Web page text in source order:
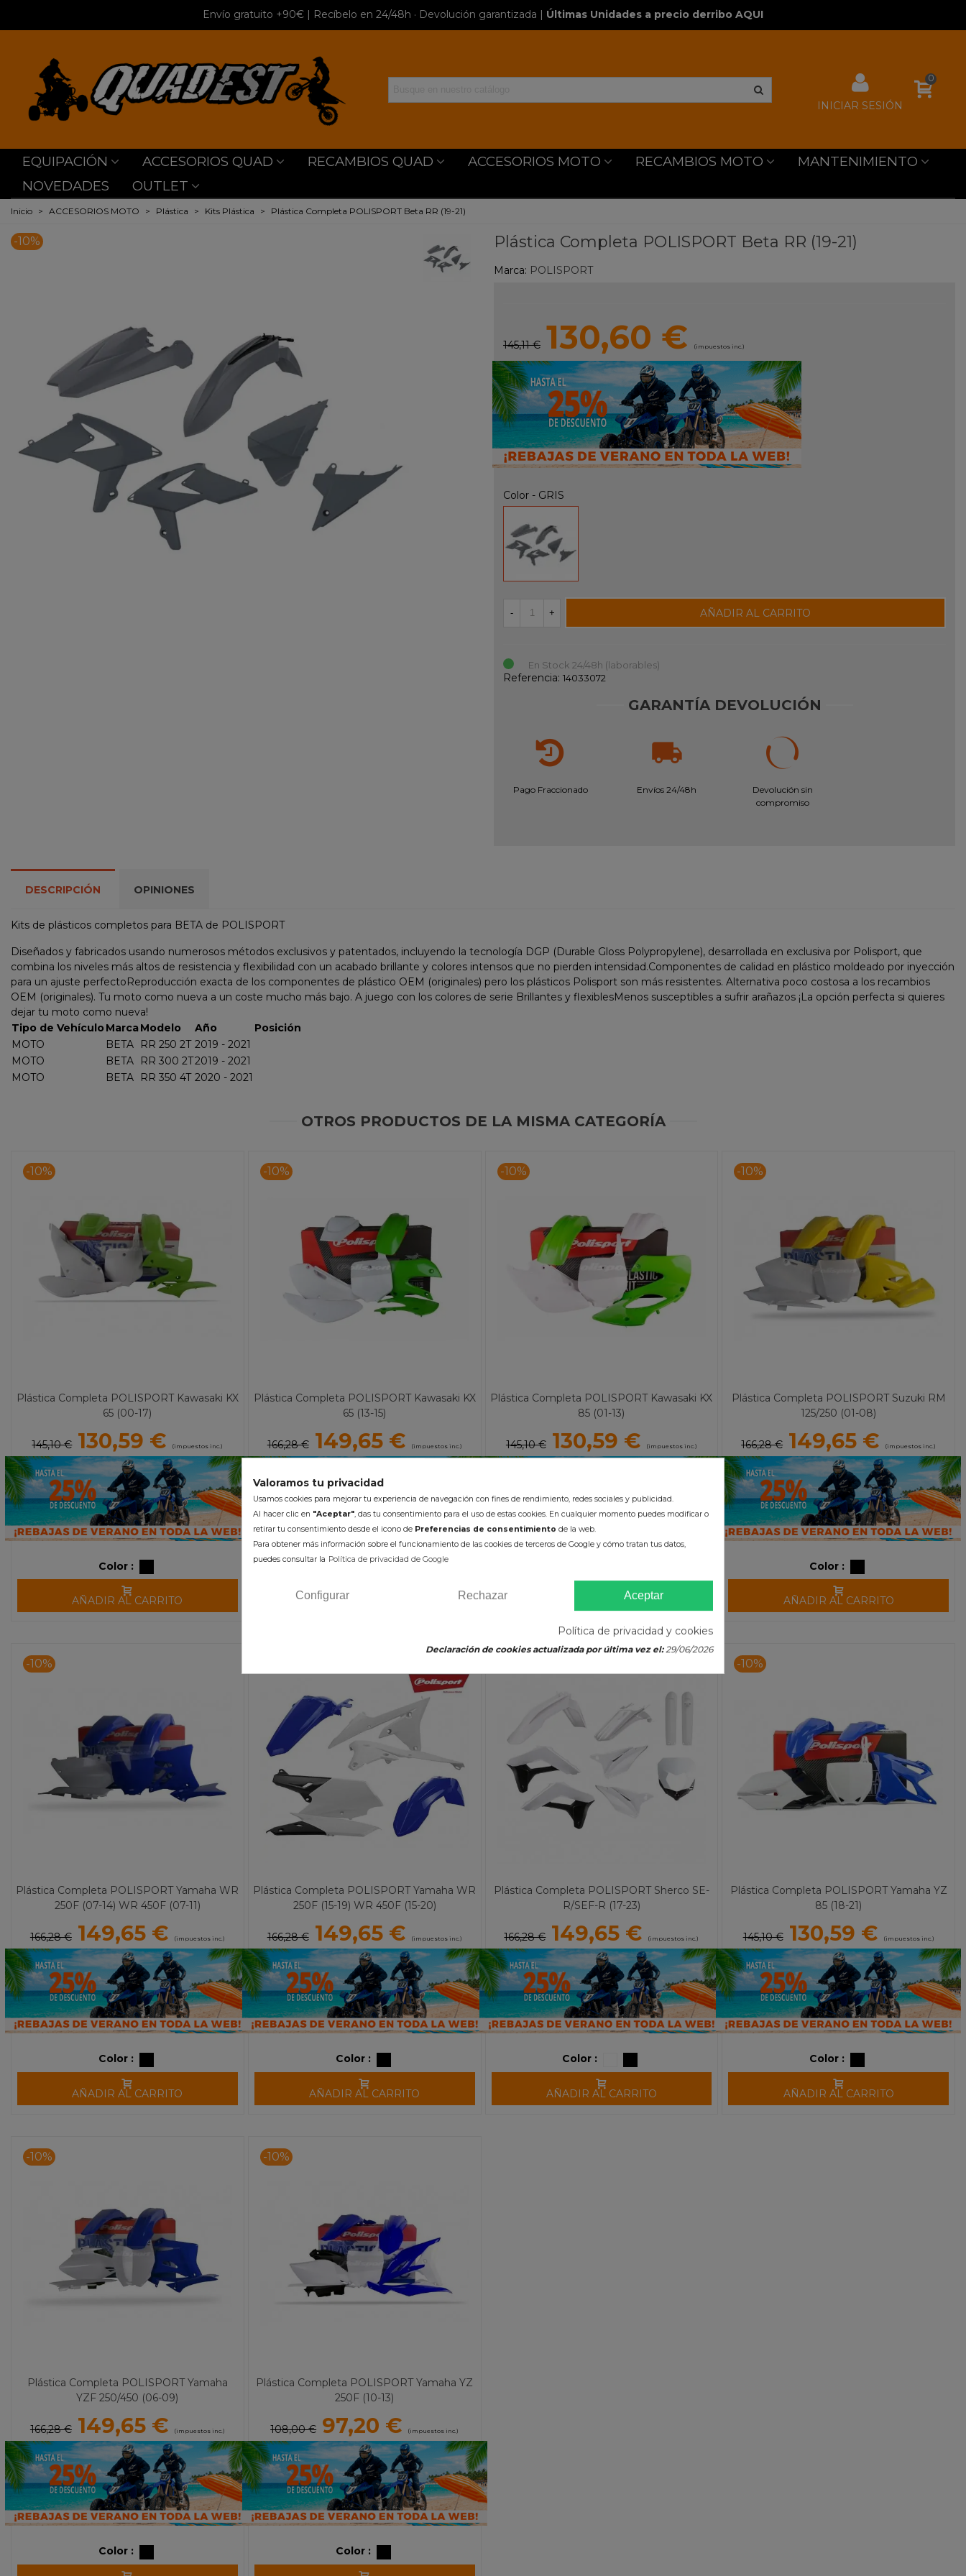
Envío gratuito +90€ | Recíbelo en 24/48h · Devolución garantizada | Últimas Unidades a precio derribo AQUI
INICIAR SESIÓN
0
EQUIPACIÓN ACCESORIOS QUAD RECAMBIOS QUAD ACCESORIOS MOTO RECAMBIOS MOTO
MANTENIMIENTO
NOVEDADES
OUTLET
Inicio > ACCESORIOS MOTO > Plástica > Kits Plástica > Plástica Completa POLISPORT Beta RR (19-21)
-10% Plástica Completa POLISPORT Beta RR (19-21)
Marca: POLISPORT
145,11 € 130,60 € (impuestos inc.)
Color - GRIS
- + AÑADIR AL CARRITO
En Stock 24/48h (laborables)
Referencia: 14033072
GARANTÍA DEVOLUCIÓN
Pago Fraccionado Envíos 24/48h
Devolución sin
compromiso
DESCRIPCIÓN OPINIONES
Kits de plásticos completos para BETA de POLISPORT
Diseñados y fabricados usando numerosos métodos exclusivos y patentados, incluyendo la tecnología DGP (Durable Gloss Polypropylene), desarrollada en exclusiva por Polisport, que
combina los niveles más altos de resistencia y flexibilidad con un acabado brillante y colores intensos que no pierden intensidad.Componentes de calidad en plástico moldeado por inyección
para un ajuste perfectoReproducción exacta de los componentes de plástico OEM (originales) pero los plásticos Polisport son más resistentes. Alternativa poco costosa a los recambios
OEM (originales). Tu moto como nueva a un coste mucho más bajo. A juego con los colores de serie Brillantes y flexiblesMenos susceptibles a sufrir arañazos ¡La opción perfecta si quieres
dejar tu moto como nueva!
Tipo de Vehículo MarcaModelo Año
Posición
MOTO
BETA RR 250 2T 2019 - 2021
MOTO
BETA RR 300 2T2019 - 2021
MOTO
BETA RR 350 4T 2020 - 2021
OTROS PRODUCTOS DE LA MISMA CATEGORÍA
-10%
Plástica Completa POLISPORT Kawasaki KX
65 (00-17)
145,10 € 130,59 € (impuestos inc.)
Color :
AÑADIR AL CARRITO
-10%
Plástica Completa POLISPORT Kawasaki KX
65 (13-15)
166,28 € 149,65 € (impuestos inc.)
Color :
AÑADIR AL CARRITO
-10%
Plástica Completa POLISPORT Kawasaki KX
85 (01-13)
145,10 € 130,59 € (impuestos inc.)
AÑADIR AL CARRITO
-10%
Plástica Completa POLISPORT Suzuki RM
125/250 (01-08)
166,28 € 149,65 € (impuestos inc.)
Color :
AÑADIR AL CARRITO
-10%
Plástica Completa POLISPORT Yamaha WR
250F (07-14) WR 450F (07-11)
166,28 € 149,65 € (impuestos inc.)
Color :
AÑADIR AL CARRITO
Plástica Completa POLISPORT Yamaha WR
250F (15-19) WR 450F (15-20)
166,28 € 149,65 € (impuestos inc.)
Color :
AÑADIR AL CARRITO
Plástica Completa POLISPORT Sherco SE-
R/SEF-R (17-23)
166,28 € 149,65 € (impuestos inc.)
Color :
AÑADIR AL CARRITO
-10%
Plástica Completa POLISPORT Yamaha YZ
85 (18-21)
145,10 € 130,59 € (impuestos inc.)
Color :
AÑADIR AL CARRITO
-10%
Plástica Completa POLISPORT Yamaha
YZF 250/450 (06-09)
166,28 € 149,65 € (impuestos inc.)
Color :
-10%
Plástica Completa POLISPORT Yamaha YZ
250F (10-13)
108,00 € 97,20 € (impuestos inc.)
Color :
Valoramos tu privacidad
Usamos cookies para mejorar tu experiencia de navegación con fines de rendimiento, redes sociales y publicidad.
Al hacer clic en "Aceptar", das tu consentimiento para el uso de estas cookies. En cualquier momento puedes modificar o
retirar tu consentimiento desde el icono de Preferencias de consentimiento de la web.
Para obtener más información sobre el funcionamiento de las cookies de terceros de Google y cómo tratan tus datos,
puedes consultar la Política de privacidad de Google
Configurar Rechazar Aceptar
Política de privacidad y cookies
Declaración de cookies actualizada por última vez el:29/06/2026